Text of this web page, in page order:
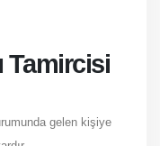
Tamircisi
gelen kişiye